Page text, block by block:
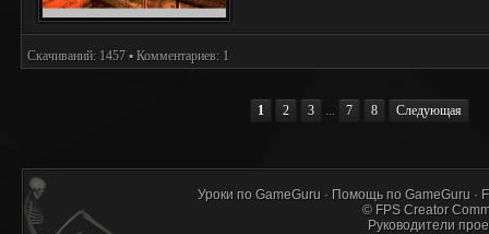
Скачиваний: 1457 ▪ Комментариев: 1
1 2 3 ... 7 8 Следующая
Уроки по GameGuru · Помощь по GameGuru ·
© FPS Creator
Руководители